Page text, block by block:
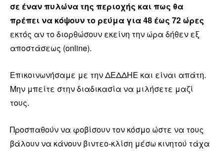
σε έναν πυλώνα της περιοχής και πως θα
πρέπει να κόψουν το ρεύμα για 48 έως 72 ώρες
εκτός αν το διορθώσουν εκείνη την ώρα δήθεν εξ
αποστάσεως (online).
Επικοινωνήσαμε με την ΔΕΔΔΗΕ και είναι απάτη.
Μην μπείτε στην διαδικασία να μιλήσετε μαζί
τους.
Προσπαθούν να φοβίσουν τον κόσμο ώστε να τους
βάλουν να κάνουν βιντεο-κλίση μέσω κινητού τάχα